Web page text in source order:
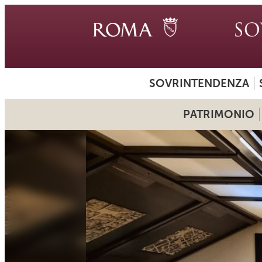
SOVRINTENDENZA
PATRIMONIO